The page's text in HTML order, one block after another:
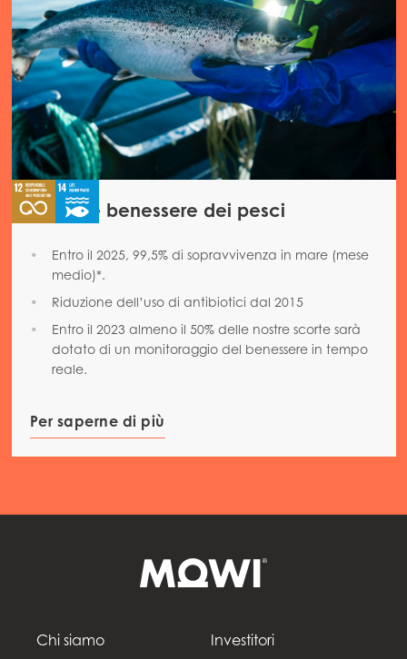
Salute e benessere dei pesci
Entro il 2025, 99,5% di sopravvivenza in mare (mese
medio)*.
Riduzione dell’uso di antibiotici dal 2015
Entro il 2023 almeno il 50% delle nostre scorte sarà
dotato di un monitoraggio del benessere in tempo
reale.
Per saperne di più
Chi siamo Investitori